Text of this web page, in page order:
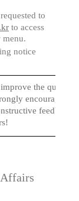
to
to access
menu.
notice
the quality
encourage
feedback